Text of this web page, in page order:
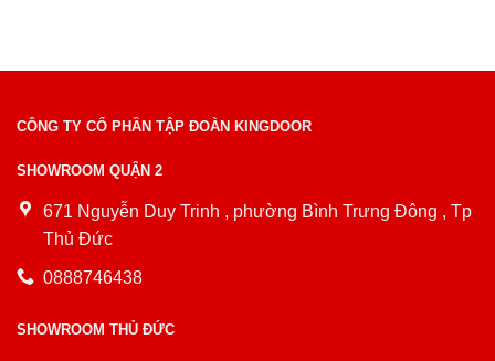
CÔNG TY CỔ PHẦN TẬP ĐOÀN KINGDOOR
SHOWROOM QUẬN 2
671 Nguyễn Duy Trinh , phường Bình Trưng Đông , Tp
Thủ Đức
0888746438
SHOWROOM THỦ ĐỨC